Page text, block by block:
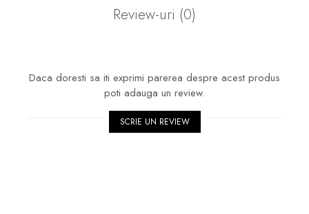
Review-uri (0)
Daca doresti sa iti exprimi parerea despre acest produs
poti adauga un review.
SCRIE UN REVIEW